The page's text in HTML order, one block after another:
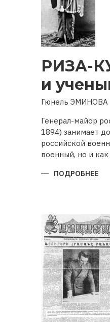
РИЗА-
и
Гюнель ЭМИНОВА
Генерал-майор
1894) занимает
российской
военный, но и
ПОДРОБНЕЕ